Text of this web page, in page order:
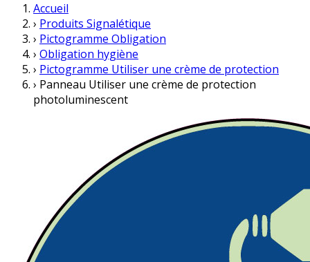
Accueil
› Produits Signalétique
› Pictogramme Obligation
› Obligation hygiène
› Pictogramme Utiliser une crème de protection
› Panneau Utiliser une crème de protection
photoluminescent